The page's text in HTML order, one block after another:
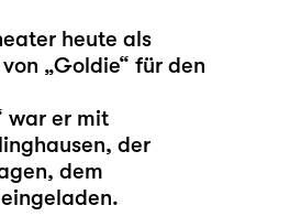
heute als
„Goldie“ für den
war er mit
der
dem